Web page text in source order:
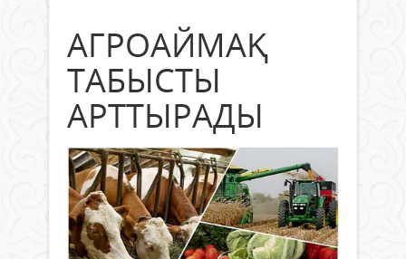
АГРОАЙМАҚ
ТАБЫСТЫ
АРТТЫРАДЫ